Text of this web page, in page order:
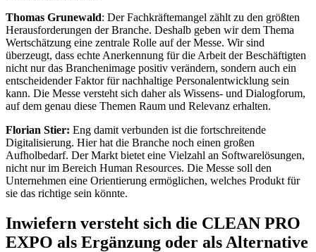
Thomas Grunewald: Der Fachkräftemangel zählt zu den größten
Herausforderungen der Branche. Deshalb geben wir dem Thema
Wertschätzung eine zentrale Rolle auf der Messe. Wir sind
überzeugt, dass echte Anerkennung für die Arbeit der Beschäftigten
nicht nur das Branchenimage positiv verändern, sondern auch ein
entscheidender Faktor für nachhaltige Personalentwicklung sein
kann. Die Messe versteht sich daher als Wissens- und Dialogforum,
auf dem genau diese Themen Raum und Relevanz erhalten.
Florian Stier: Eng damit verbunden ist die fortschreitende
Digitalisierung. Hier hat die Branche noch einen großen
Aufholbedarf. Der Markt bietet eine Vielzahl an Softwarelösungen,
nicht nur im Bereich Human Resources. Die Messe soll den
Unternehmen eine Orientierung ermöglichen, welches Produkt für
sie das richtige sein könnte.
Inwiefern versteht sich die CLEAN PRO
EXPO als Ergänzung oder als Alternative